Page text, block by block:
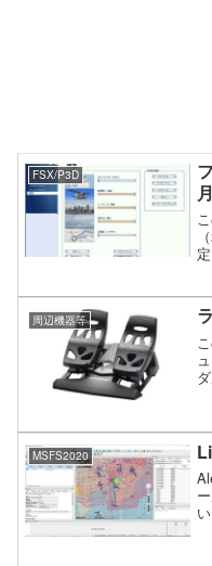
FSX/P3D
周辺機器等
MSFS2020